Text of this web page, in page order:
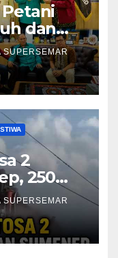
Petani
dan
SUPERSEMAR
2
250
SUPERSEMAR